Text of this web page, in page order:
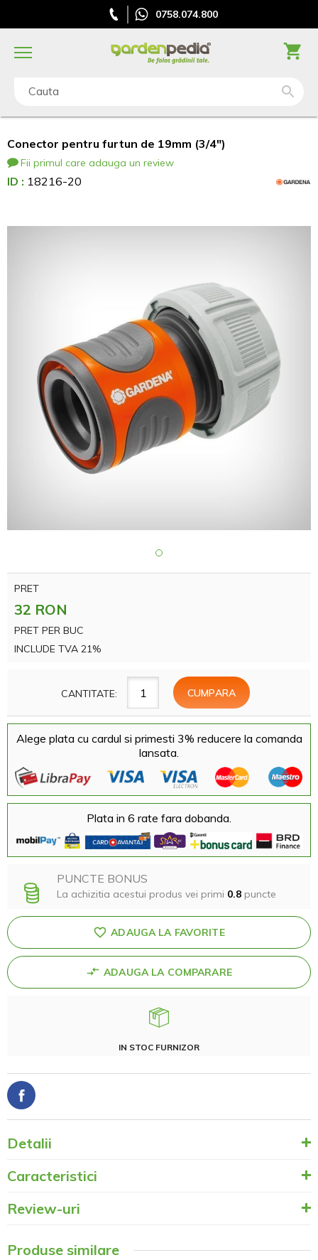
0758.074.800
Cauta
Conector pentru furtun de 19mm (3/4")
Fii primul care adauga un review
ID : 18216-20
PRET
32 RON
PRET PER BUC
INCLUDE TVA 21%
CANTITATE:
Alege plata cu cardul si primesti 3% reducere la comanda
lansata.
Plata in 6 rate fara dobanda.
PUNCTE BONUS
La achizitia acestui produs vei primi 0.8 puncte
ADAUGA LA FAVORITE
ADAUGA LA COMPARARE
IN STOC FURNIZOR
Detalii
Caracteristici
Review-uri
Produse similare